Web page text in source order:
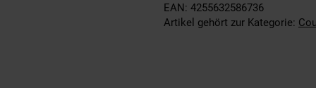
EAN: 4255632586736
Artikel gehört zur Kategorie: